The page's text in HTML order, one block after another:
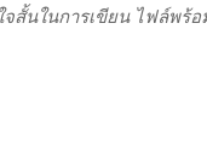
สั้นในการเขียน ไฟล์พร้